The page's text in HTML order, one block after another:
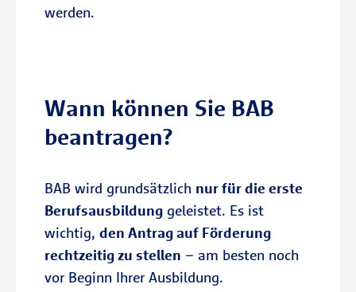
werden.
Wann können Sie BAB
beantragen?
BAB wird grundsätzlich nur für die erste
Berufsausbildung geleistet. Es ist
wichtig, den Antrag auf Förderung
rechtzeitig zu stellen – am besten noch
vor Beginn Ihrer Ausbildung.